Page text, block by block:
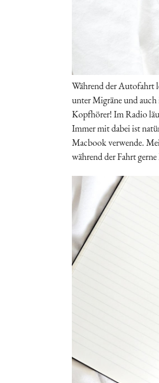
Während der Autofahrt
unter Migräne und auch
Kopfhörer! Im Radio
Immer mit dabei ist
Macbook verwende.
während der Fahrt